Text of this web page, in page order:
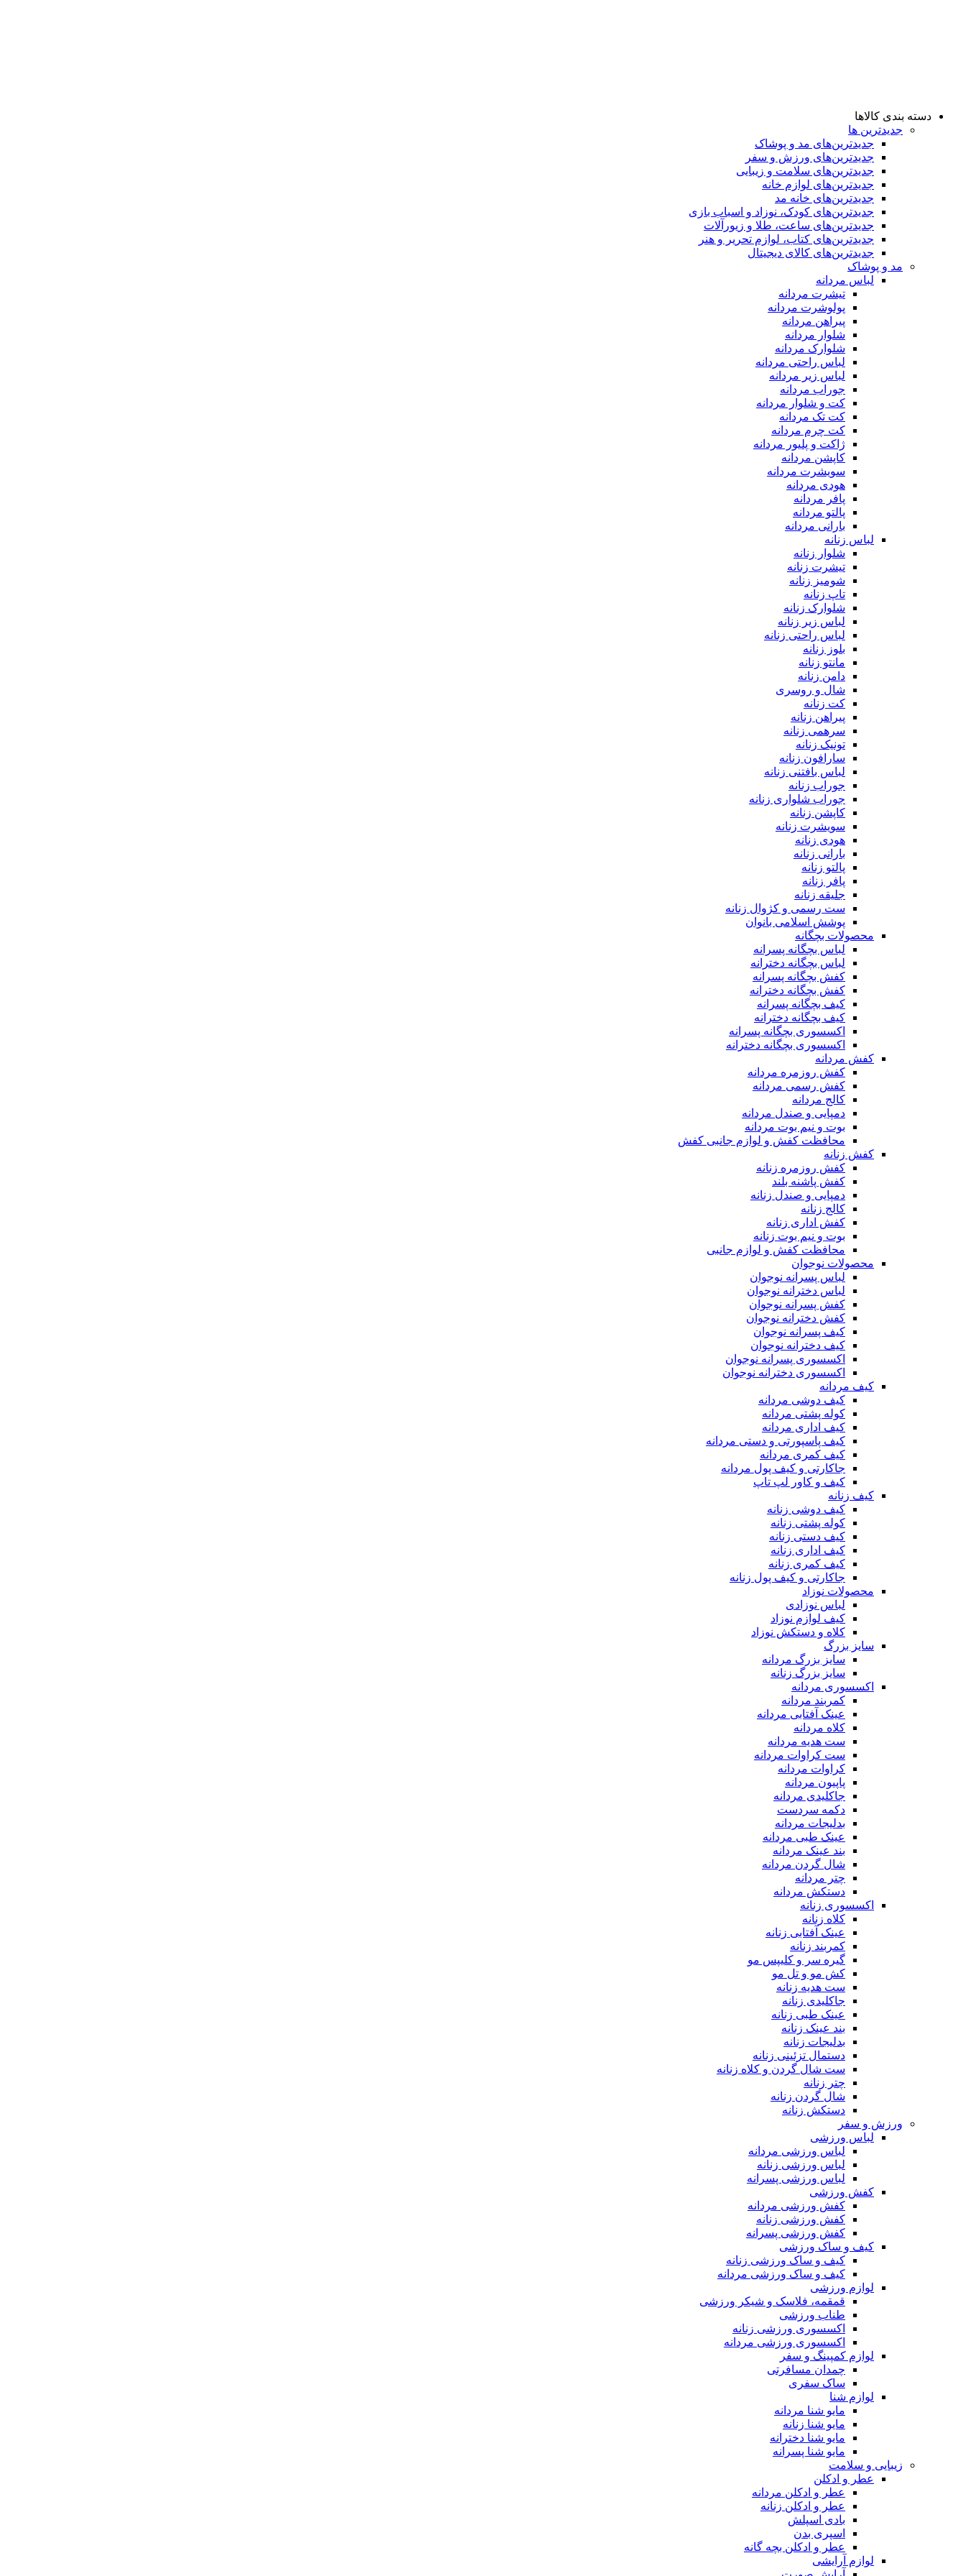
دسته بندی کالاها
جدیدترین ها
جدید‌ترین‌های مد و پوشاک
جدید‌ترین‌های ورزش و سفر
جدید‌ترین‌های سلامت و زیبایی
جدید‌ترین‌های لوازم خانه
جدیدترین‌های خانه مد
جدید‌ترین‌های کودک، نوزاد و اسباب بازی
جدید‌ترین‌های ساعت، طلا و زیورآلات
جدید‌ترین‌های کتاب، لوازم تحریر و هنر
جدید‌ترین‌های کالای دیجیتال
مد و پوشاک
لباس مردانه
تیشرت مردانه
پولوشرت مردانه
پیراهن مردانه
شلوار مردانه
شلوارک مردانه
لباس راحتی مردانه
لباس زیر مردانه
جوراب مردانه
کت و شلوار مردانه
کت تک مردانه
کت چرم مردانه
ژاکت و پلیور مردانه
کاپشن مردانه
سویشرت مردانه
هودی مردانه
پافر مردانه
پالتو مردانه
بارانی مردانه
لباس زنانه
شلوار زنانه
تیشرت زنانه
شومیز زنانه
تاپ زنانه
شلوارک زنانه
لباس زیر زنانه
لباس راحتی زنانه
بلوز زنانه
مانتو زنانه
دامن زنانه
شال و روسری
کت زنانه
پیراهن زنانه
سرهمی زنانه
تونیک زنانه
سارافون زنانه
لباس بافتنی زنانه
جوراب زنانه
جوراب شلواری زنانه
کاپشن زنانه
سویشرت زنانه
هودی زنانه
بارانی زنانه
پالتو زنانه
پافر زنانه
جلیقه زنانه
ست رسمی و کژوال زنانه
پوشش اسلامی بانوان
محصولات بچگانه
لباس بچگانه پسرانه
لباس بچگانه دخترانه
کفش بچگانه پسرانه
کفش بچگانه دخترانه
کیف بچگانه پسرانه
کیف بچگانه دخترانه
اکسسوری بچگانه پسرانه
اکسسوری بچگانه دخترانه
کفش مردانه
کفش روزمره مردانه
کفش رسمی مردانه
کالج مردانه
دمپایی و صندل مردانه
بوت و نیم بوت مردانه
محافظت کفش و لوازم جانبی کفش
کفش زنانه
کفش روزمره زنانه
کفش پاشنه بلند
دمپایی و صندل زنانه
کالج زنانه
کفش اداری زنانه
بوت و نیم بوت زنانه
محافظت کفش و لوازم جانبی
محصولات نوجوان
لباس پسرانه نوجوان
لباس دخترانه نوجوان
کفش پسرانه نوجوان
کفش دخترانه نوجوان
کیف پسرانه نوجوان
کیف دخترانه نوجوان
اکسسوری پسرانه نوجوان
اکسسوری دخترانه نوجوان
کیف مردانه
کیف دوشی مردانه
کوله پشتی مردانه
کیف اداری مردانه
کیف پاسپورتی و دستی مردانه
کیف کمری مردانه
جاکارتی و کیف پول مردانه
کیف و کاور لپ تاپ
کیف زنانه
کیف دوشی زنانه
کوله پشتی زنانه
کیف دستی زنانه
کیف اداری زنانه
کیف کمری زنانه
جاکارتی و کیف پول زنانه
محصولات نوزاد
لباس نوزادی
کیف لوازم نوزاد
کلاه و دستکش نوزاد
سایز بزرگ
سایز بزرگ مردانه
سایز بزرگ زنانه
اکسسوری مردانه
کمربند مردانه
عینک آفتابی مردانه
کلاه مردانه
ست هدیه مردانه
ست کراوات مردانه
کراوات مردانه
پاپیون مردانه
جاکلیدی مردانه
دکمه سردست
بدلیجات مردانه
عینک طبی مردانه
بند عینک مردانه
شال گردن مردانه
چتر مردانه
دستکش مردانه
اکسسوری زنانه
کلاه زنانه
عینک آفتابی زنانه
کمربند زنانه
گیره سر و کلیپس مو
کش مو و تل مو
ست هدیه زنانه
جاکلیدی زنانه
عینک طبی زنانه
بند عینک زنانه
بدلیجات زنانه
دستمال تزئینی زنانه
ست شال گردن و کلاه زنانه
چتر زنانه
شال گردن زنانه
دستکش زنانه
ورزش و سفر
لباس ورزشی
لباس ورزشی مردانه
لباس ورزشی زنانه
لباس ورزشی پسرانه
کفش ورزشی
کفش ورزشی مردانه
کفش ورزشی زنانه
کفش ورزشی پسرانه
کیف و ساک ورزشی
کیف و ساک ورزشی زنانه
کیف و ساک ورزشی مردانه
لوازم ورزشی
قمقمه، فلاسک و شیکر ورزشی
طناب ورزشی
اکسسوری ورزشی زنانه
اکسسوری ورزشی مردانه
لوازم کمپینگ و سفر
چمدان مسافرتی
ساک سفری
لوازم شنا
مایو شنا مردانه
مایو شنا زنانه
مایو شنا دخترانه
مایو شنا پسرانه
زیبایی و سلامت
عطر و ادکلن
عطر و ادکلن مردانه
عطر و ادکلن زنانه
بادی اسپلش
اسپری بدن
عطر و ادکلن بچه گانه
لوازم آرایشی